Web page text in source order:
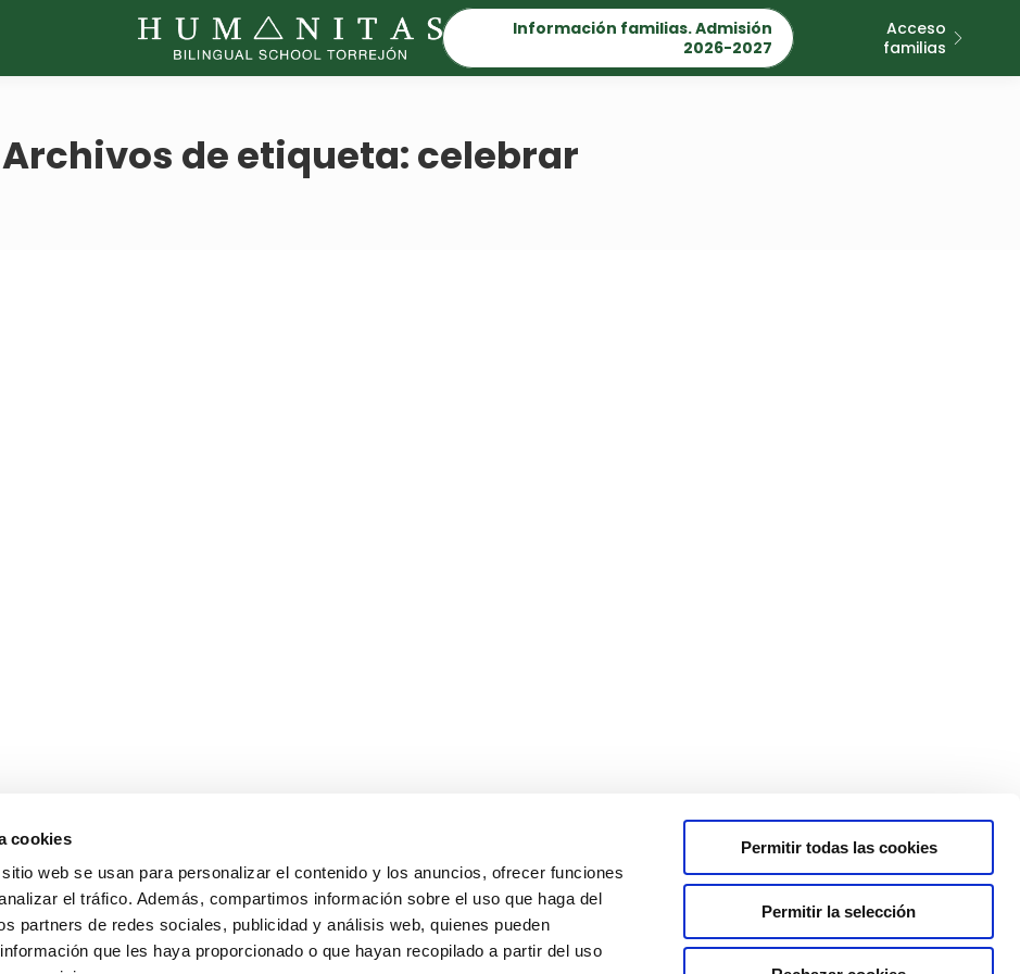
cookies
web se usan para personalizar el contenido y los anuncios, ofrecer funciones
el tráfico. Además, compartimos información sobre el uso que haga del
partners de redes sociales, publicidad y análisis web, quienes pueden
que les haya proporcionado o que hayan recopilado a partir del uso
Permitir todas las cookies
Permitir la selección
Información familias. Admisión
2026-2027
Acceso
familias
Archivos de etiqueta:celebrar
Política de Cookies Aviso Legal Plan Digital Matrícula e inscripción P.E. Reclamación
Sitemap
Información a las Familias